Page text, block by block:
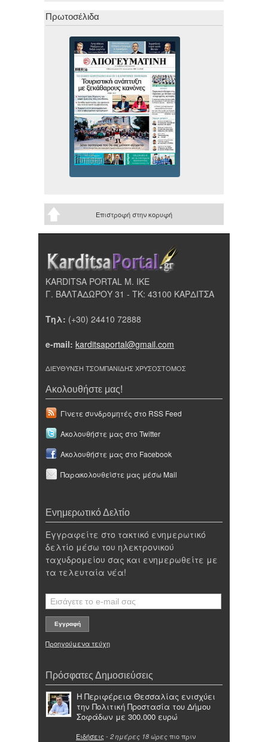
Πρωτοσέλιδα
Επιστροφή στην κορυφή
KARDITSA PORTAL Μ. ΙΚΕ
Γ. ΒΑΛΤΑΔΩΡΟΥ 31 - ΤΚ: 43100 ΚΑΡΔΙΤΣΑ
Τηλ: (+30) 24410 72888
e-mail: karditsaportal@gmail.com
ΔΙΕΥΘΥΝΣΗ ΤΣΟΜΠΑΝΙΔΗΣ ΧΡΥΣΟΣΤΟΜΟΣ
Ακολουθήστε μας!
Γίνετε συνδρομητές στο RSS Feed
Ακολουθήστε μας στο Twitter
Ακολουθήστε μας στο Facebook
Παρακολουθείστε μας μέσω Mail
Ενημερωτικό Δελτίο
Εγγραφείτε στο τακτικό ενημερωτικό
δελτίο μέσω του ηλεκτρονικού
ταχυδρομείου σας και ενημερωθείτε με
τα τελευταία νέα!
Προηγούμενα τεύχη
Πρόσφατες Δημοσιεύσεις
Η Περιφέρεια Θεσσαλίας ενισχύει
την Πολιτική Προστασία του Δήμου
Σοφάδων με 300.000 ευρώ
Ειδήσεις - 2 ημέρες 18 ώρες πιο πριν